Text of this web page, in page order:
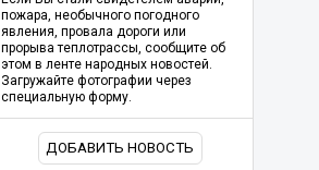
пожара, необычного погодного
явления, провала дороги или
прорыва теплотрассы, сообщите об
этом в ленте народных новостей.
Загружайте фотографии через
специальную форму.
ДОБАВИТЬ НОВОСТЬ